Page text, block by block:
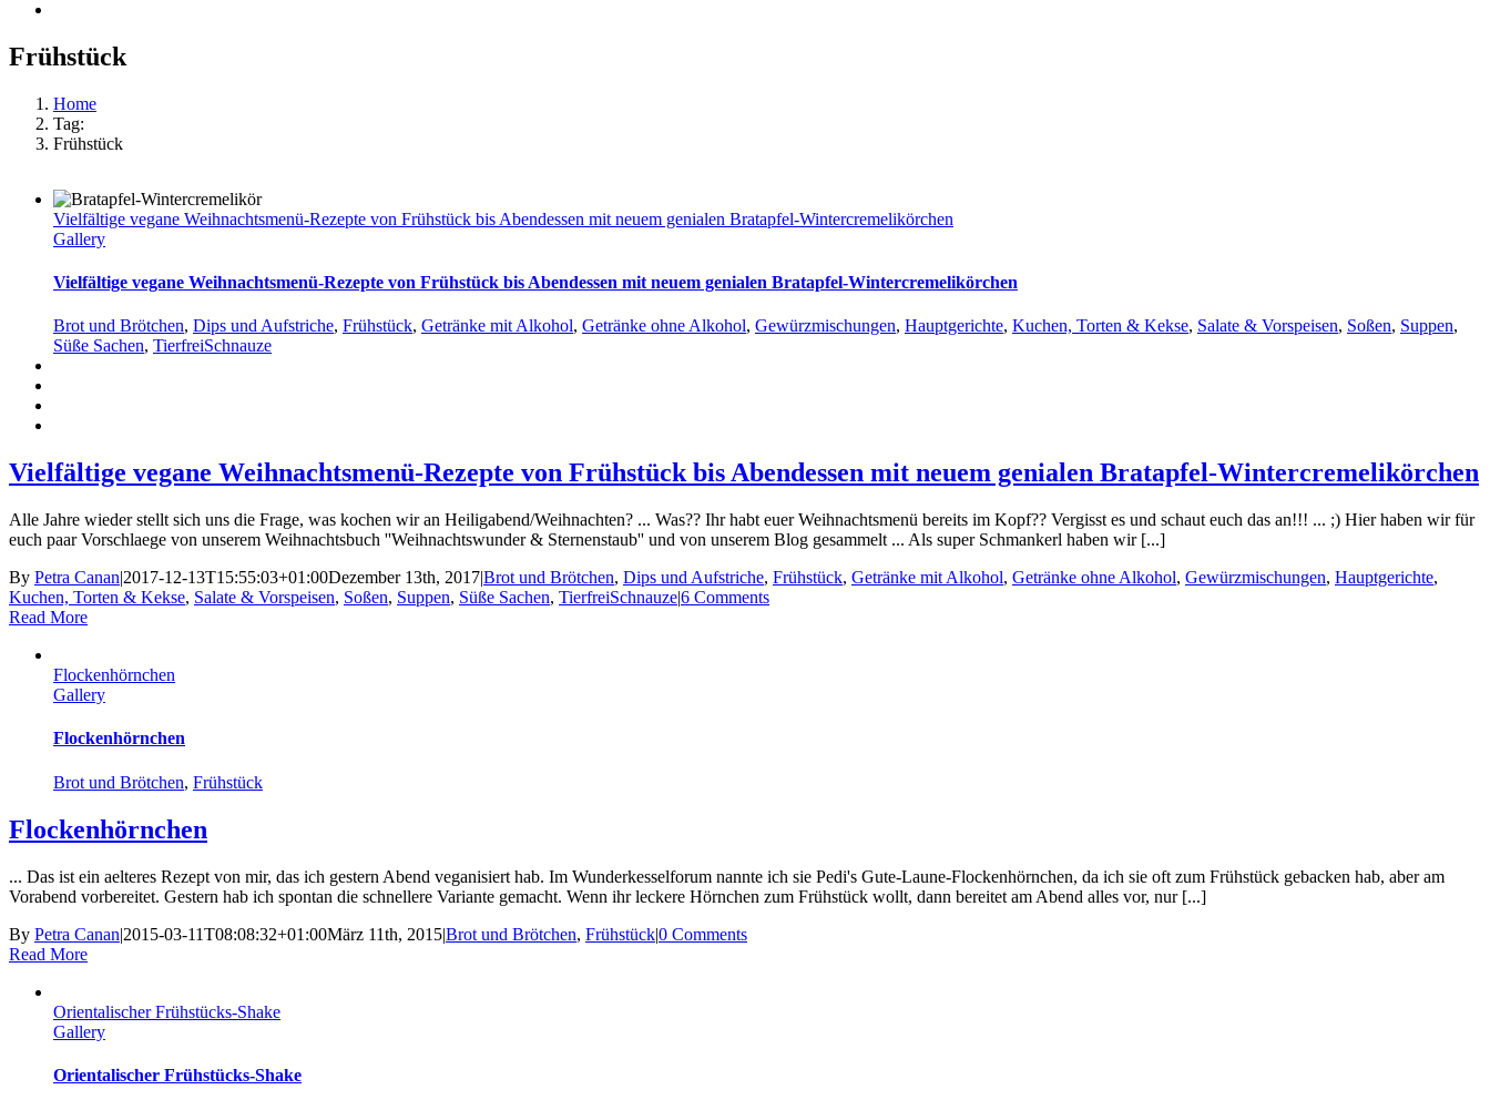
Frühstück
Home
Tag:
Frühstück
Vielfältige vegane Weihnachtsmenü-Rezepte von Frühstück bis Abendessen mit neuem genialen Bratapfel-Wintercremelikörchen
Gallery
Vielfältige vegane Weihnachtsmenü-Rezepte von Frühstück bis Abendessen mit neuem genialen Bratapfel-Wintercremelikörchen
Brot und Brötchen, Dips und Aufstriche, Frühstück, Getränke mit Alkohol, Getränke ohne Alkohol, Gewürzmischungen, Hauptgerichte, Kuchen, Torten & Kekse, Salate & Vorspeisen, Soßen, Suppen,
Süße Sachen, TierfreiSchnauze
Vielfältige vegane Weihnachtsmenü-Rezepte von Frühstück bis Abendessen mit neuem genialen Bratapfel-Wintercremelikörchen
Alle Jahre wieder stellt sich uns die Frage, was kochen wir an Heiligabend/Weihnachten? ... Was?? Ihr habt euer Weihnachtsmenü bereits im Kopf?? Vergisst es und schaut euch das an!!! ... ;) Hier haben wir für
euch paar Vorschlaege von unserem Weihnachtsbuch ''Weihnachtswunder & Sternenstaub'' und von unserem Blog gesammelt ... Als super Schmankerl haben wir [...]
By Petra Canan|2017-12-13T15:55:03+01:00Dezember 13th, 2017|Brot und Brötchen, Dips und Aufstriche, Frühstück, Getränke mit Alkohol, Getränke ohne Alkohol, Gewürzmischungen, Hauptgerichte,
Kuchen, Torten & Kekse, Salate & Vorspeisen, Soßen, Suppen, Süße Sachen, TierfreiSchnauze|6 Comments
Read More
Flockenhörnchen
Gallery
Flockenhörnchen
Brot und Brötchen, Frühstück
Flockenhörnchen
... Das ist ein aelteres Rezept von mir, das ich gestern Abend veganisiert hab. Im Wunderkesselforum nannte ich sie Pedi's Gute-Laune-Flockenhörnchen, da ich sie oft zum Frühstück gebacken hab, aber am
Vorabend vorbereitet. Gestern hab ich spontan die schnellere Variante gemacht. Wenn ihr leckere Hörnchen zum Frühstück wollt, dann bereitet am Abend alles vor, nur [...]
By Petra Canan|2015-03-11T08:08:32+01:00März 11th, 2015|Brot und Brötchen, Frühstück|0 Comments
Read More
Orientalischer Frühstücks-Shake
Gallery
Orientalischer Frühstücks-Shake